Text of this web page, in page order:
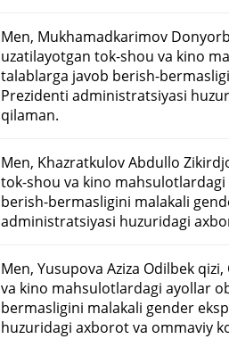
Men, Mukhamadkarimov
uzatilayotgan tok-shou va kino
talablarga javob berish-
Prezidenti administratsiyasi
qilaman.
Men, Khazratkulov Abdullo
tok-shou va kino
berish-bermasligini malakali
administratsiyasi huzuridagi
Men, Yusupova Aziza Odilbek
va kino mahsulotlardagi ayollar
bermasligini malakali gender
huzuridagi axborot va ommaviy